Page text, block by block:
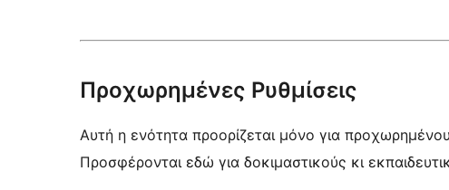
Προχωρημένες Ρυθμίσεις
Αυτή η ενότητα προορίζεται μόνο για
Προσφέρονται εδώ για δοκιμαστικούς κι